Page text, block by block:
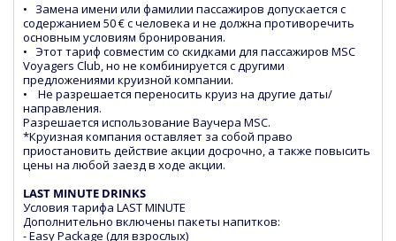
• Замена имени или фамилии пассажиров допускается с
содержанием 50 € с человека и не должна противоречить
основным условиям бронирования.
• Этот тариф совместим со скидками для пассажиров MSC
Voyagers Club, но не комбинируется с другими
предложениями круизной компании.
• Не разрешается переносить круиз на другие даты/
направления.
Разрешается использование Ваучера MSC.
*Круизная компания оставляет за собой право
приостановить действие акции досрочно, а также повысить
цены на любой заезд в ходе акции.
LAST MINUTE DRINKS
Условия тарифа LAST MINUTE
Дополнительно включены пакеты напитков:
- Easy Package (для взрослых)